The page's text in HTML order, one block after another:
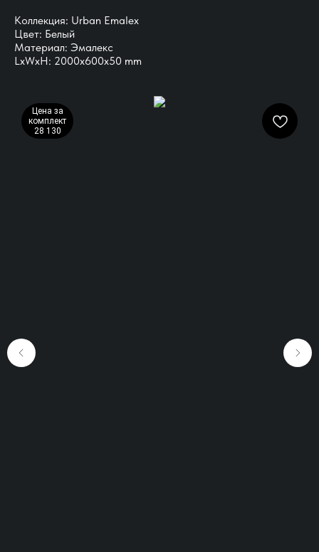
Коллекция: Urban Emalex
Цвет: Белый
Материал: Эмалекс
LxWxH: 2000x600x50 mm
Цена за
комплект
28 130